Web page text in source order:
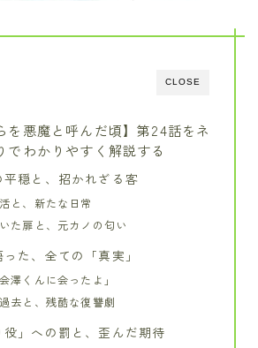
CLOSE
を悪魔と呼んだ頃】第24話をネ
でわかりやすく解説する
平穏と、招かれざる客
と、新たな日常
た扉と、元カノの匂い
た、全ての「真実」
澤くんに会ったよ」
去と、残酷な復讐劇
役」への罰と、歪んだ期待